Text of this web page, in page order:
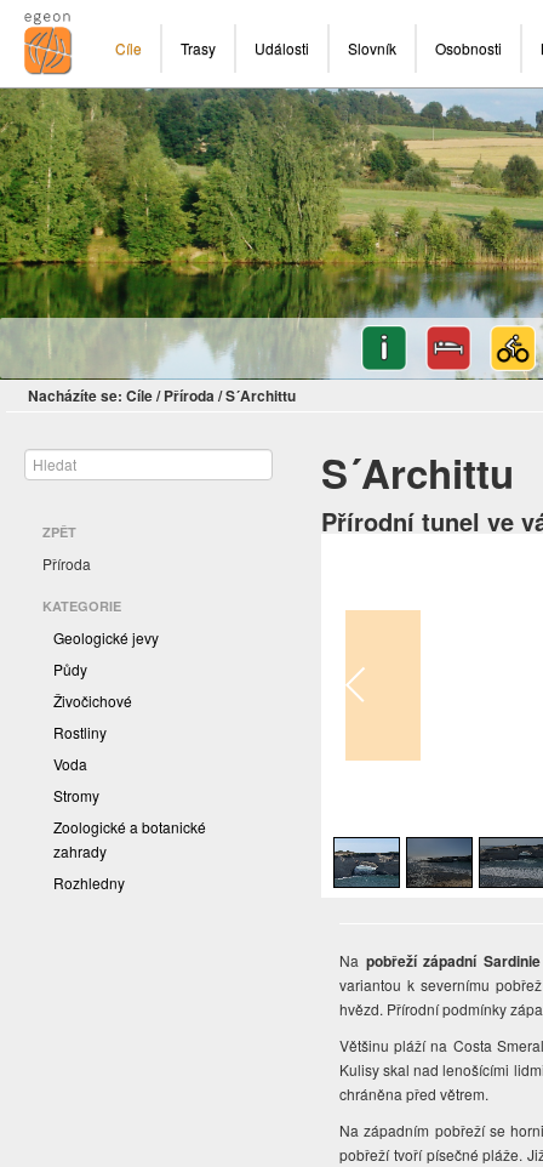
Cíle Trasy Události Slovník Osobnosti
Nacházíte se: Cíle/ Příroda/S´Archittu
ZPĚT
Příroda
KATEGORIE
Geologické jevy
Půdy
Živočichové
Rostliny
Voda
Stromy
Zoologické a botanické
zahrady
Rozhledny
S´Archittu
Přírodní tunel ve
Na pobřeží západní Sardinie
variantou k severnímu
hvězd. Přírodní podmínky
Většinu pláží na Costa
Kulisy skal nad lenošícími
chráněna před větrem.
Na západním pobřeží se
pobřeží tvoří písečné pláže.